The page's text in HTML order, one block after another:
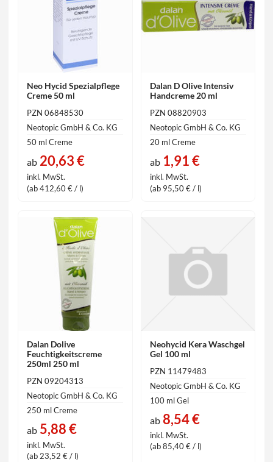
Neo Hycid Spezialpflege
Creme 50 ml
PZN 06848530
Neotopic GmbH & Co. KG
50 ml Creme
ab 20,63 €
inkl. MwSt.
(ab 412,60 € / l)
Dalan D Olive Intensiv
Handcreme 20 ml
PZN 08820903
Neotopic GmbH & Co. KG
20 ml Creme
ab1,91 €
inkl. MwSt.
(ab 95,50 € / l)
Dalan Dolive
Feuchtigkeitscreme
250ml 250 ml
PZN 09204313
Neotopic GmbH & Co. KG
250 ml Creme
ab 5,88 €
inkl. MwSt.
(ab 23,52 € / l)
Neohycid Kera Waschgel
Gel 100 ml
PZN 11479483
Neotopic GmbH & Co. KG
100 ml Gel
ab8,54 €
inkl. MwSt.
(ab 85,40 € / l)